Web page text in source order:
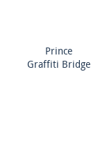
Prince
Graffiti Bridge